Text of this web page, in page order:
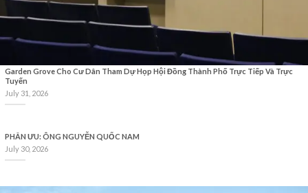
Garden Grove Cho Cư Dân Tham Dự Họp Hội Đồng Thành Phố Trực Tiếp Và Trực
Tuyến
July 31, 2026
PHÂN ƯU: ÔNG NGUYỄN QUỐC NAM
July 30, 2026